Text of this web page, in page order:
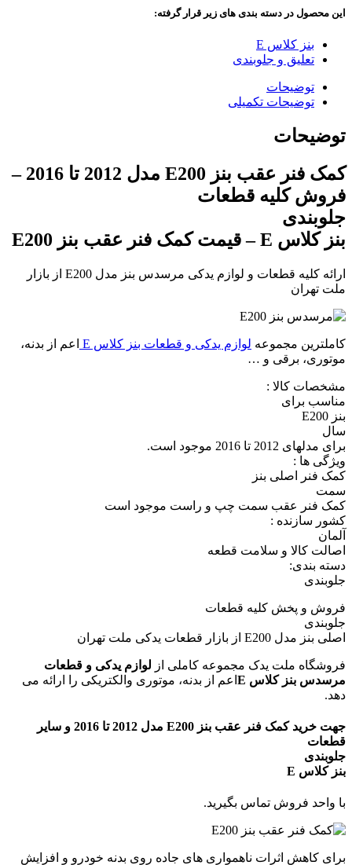
این محصول در دسته بندی های زیر قرار گرفته:
بنز کلاس E
تعلیق و جلوبندی
توضیحات
توضیحات تکمیلی
توضیحات
کمک فنر عقب بنز E200 مدل 2012 تا 2016 –
فروش کلیه قطعات
جلوبندی
بنز کلاس E – قیمت کمک فنر عقب بنز E200
ارائه کلیه قطعات و لوازم یدکی مرسدس بنز مدل E200 از بازار
ملت تهران
کاملترین مجموعه لوازم یدکی و قطعات بنز کلاس E
اعم از بدنه،
موتوری، برقی و …
مشخصات کالا :
مناسب برای
بنز E200
سال
برای مدلهای 2012 تا 2016 موجود است.
ویژگی ها :
کمک فنر اصلی بنز
سمت
کمک فنر عقب سمت چپ و راست موجود است
کشور سازنده :
آلمان
اصالت کالا و سلامت قطعه
دسته بندی:
جلوبندی
فروش و پخش کلیه قطعات
جلوبندی
اصلی بنز مدل E200 از بازار قطعات یدکی ملت تهران
فروشگاه ملت یدک مجموعه کاملی از لوازم یدکی و قطعات
مرسدس بنز کلاس E
اعم از بدنه، موتوری والکتریکی را ارائه می
دهد.
جهت خرید کمک فنر عقب بنز E200 مدل 2012 تا 2016 و سایر
قطعات
جلوبندی
بنز کلاس E
با واحد فروش تماس بگیرید.
برای کاهش اثرات ناهمواری های جاده روی بدنه خودرو و افزایش